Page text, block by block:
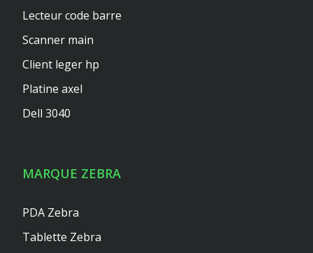
Lecteur code barre
Scanner main
Client leger hp
Platine axel
Dell 3040
MARQUE ZEBRA
PDA Zebra
Tablette Zebra